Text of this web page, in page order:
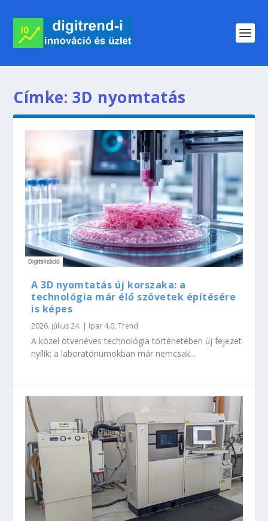
Címke: 3D nyomtatás
A 3D nyomtatás új korszaka: a
technológia már élő szövetek építésére
is képes
2026. július 24. | Ipar 4.0,Trend
A közel ötvenéves technológia történetében új fejezet
nyílik: a laboratóriumokban már nemcsak...